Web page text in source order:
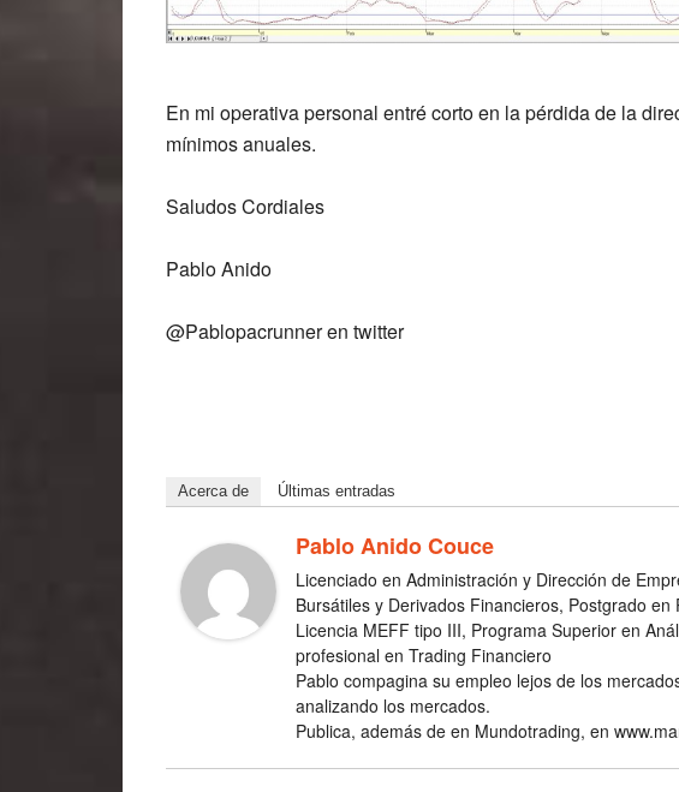
En mi operativa personal entré corto en la pérdida de la
mínimos anuales.
Saludos Cordiales
Pablo Anido
@Pablopacrunner en twitter
Acerca de Últimas entradas
Pablo Anido Couce
Licenciado en Administración y Dirección de
Bursátiles y Derivados Financieros, Postgrado
Licencia MEFF tipo III, Programa Superior en
profesional en Trading Financiero
Pablo compagina su empleo lejos de los
analizando los mercados.
Publica, además de en Mundotrading, en